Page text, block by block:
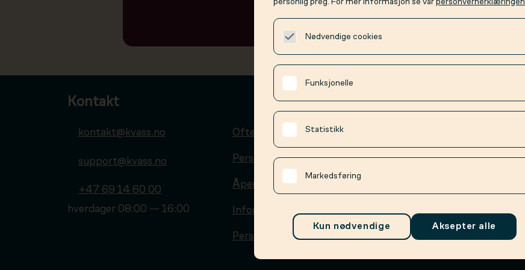
Kontakt
kontakt@kvass.no
support@kvass.no
+47 69 14 60 00
hverdager 08:00 — 16:00
Ofte stilte spørsmål
Personvernerklæring
Åpenhetsloven
Informasjonskapsler
Personverninnstillinger
personlig preg. For mer informasjon se vår personvernerklæringen
Nødvendige cookies
Funksjonelle
Statistikk
Markedsføring
Kun nødvendige Aksepter alle